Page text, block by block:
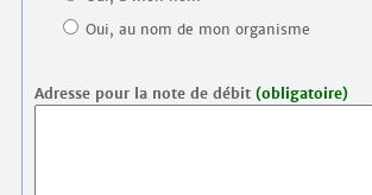
Oui, au nom de mon organisme
Adresse pour la note de débit (obligatoire)